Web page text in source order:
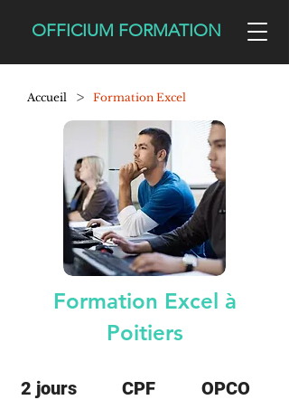
OFFICIUM FORMATION
Accueil > Formation Excel
Formation Excel à
Poitiers
2 jours CPF OPCO